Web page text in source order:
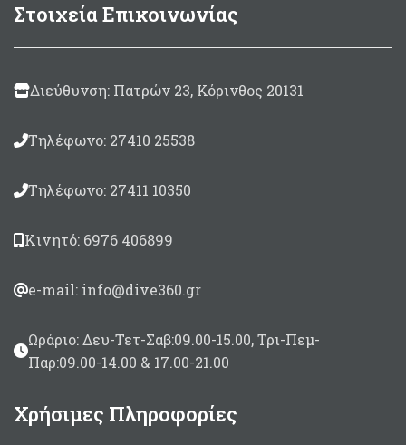
1000mt/115,3 mt (6,6°
Στοιχεία Επικοινωνίας
Διεύθυνση: Πατρών 23, Κόρινθος 20131
Τηλέφωνο: 27410 25538
Τηλέφωνο: 27411 10350
Κινητό: 6976 406899
e-mail: info@dive360.gr
Ωράριο: Δευ-Τετ-Σαβ:09.00-15.00, Τρι-Πεμ-
Παρ:09.00-14.00 & 17.00-21.00
Χρήσιμες Πληροφορίες